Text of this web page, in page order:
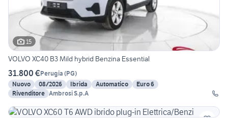
15
VOLVO XC40 B3 Mild hybrid Benzina Essential
31.800 €Perugia (PG)
Nuovo
08/2026 Ibrida Automatico
Euro 6
Rivenditore Ambrosi S.p.A